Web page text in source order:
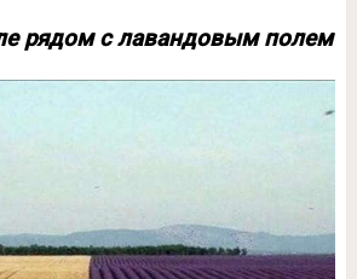
рядом с лавандовым полем